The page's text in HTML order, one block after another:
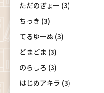
ただのぎょー (3)
ちっき (3)
てるゆーぬ (3)
どまどま (3)
のらしろ (3)
はじめアキラ (3)